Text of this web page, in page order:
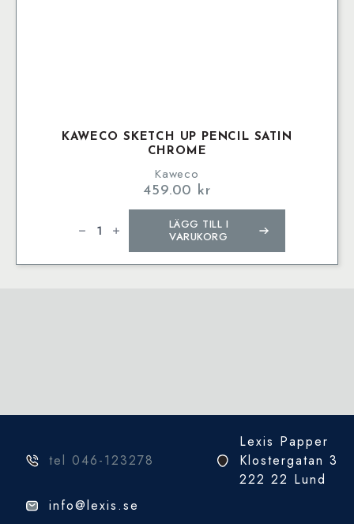
KAWECO SKETCH UP PENCIL SATIN
CHROME
Kaweco
459.00 kr
SKETCH
UP
Chrome
LÄGG TILL I
VARUKORG
tel 046-123278
Lexis Papper
Klostergatan 3
222 22 Lund
info@lexis.se